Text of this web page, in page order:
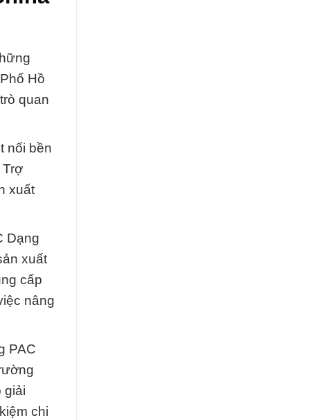
Hồ
quan
nối bền
xuất
Dạng
xuất
cấp
nâng
PAC
giải
chi